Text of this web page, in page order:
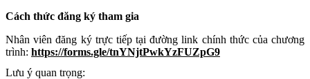
Cách thức đăng ký tham gia
Nhân viên đăng ký trực tiếp tại đường link chính thức của chương
trình: https://forms.gle/tnYNjtPwkYzFUZpG9
Lưu ý quan trọng: